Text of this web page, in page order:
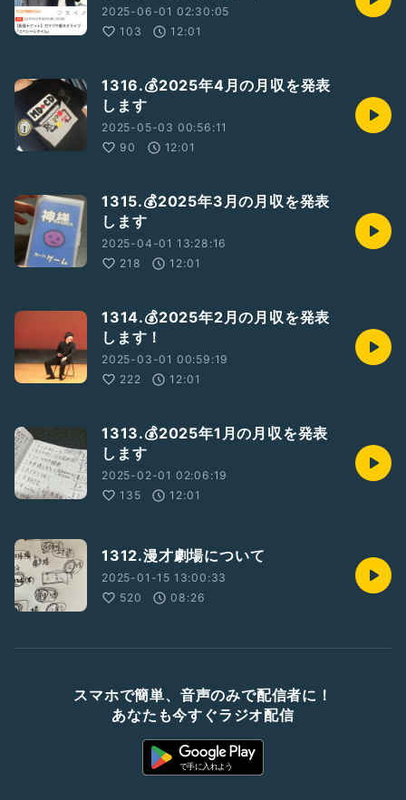
2025-06-01 02:30:05
103
12:01
1316.💰2025年4月の月収を発表
します
2025-05-03 00:56:11
90
12:01
1315.💰2025年3月の月収を発表
します
2025-04-01 13:28:16
218
12:01
1314.💰2025年2月の月収を発表
します！
2025-03-01 00:59:19
222
12:01
1313.💰2025年1月の月収を発表
します
2025-02-01 02:06:19
135
12:01
1312.漫才劇場について
2025-01-15 13:00:33
520
08:26
スマホで簡単、音声のみで配信者に！
あなたも今すぐラジオ配信